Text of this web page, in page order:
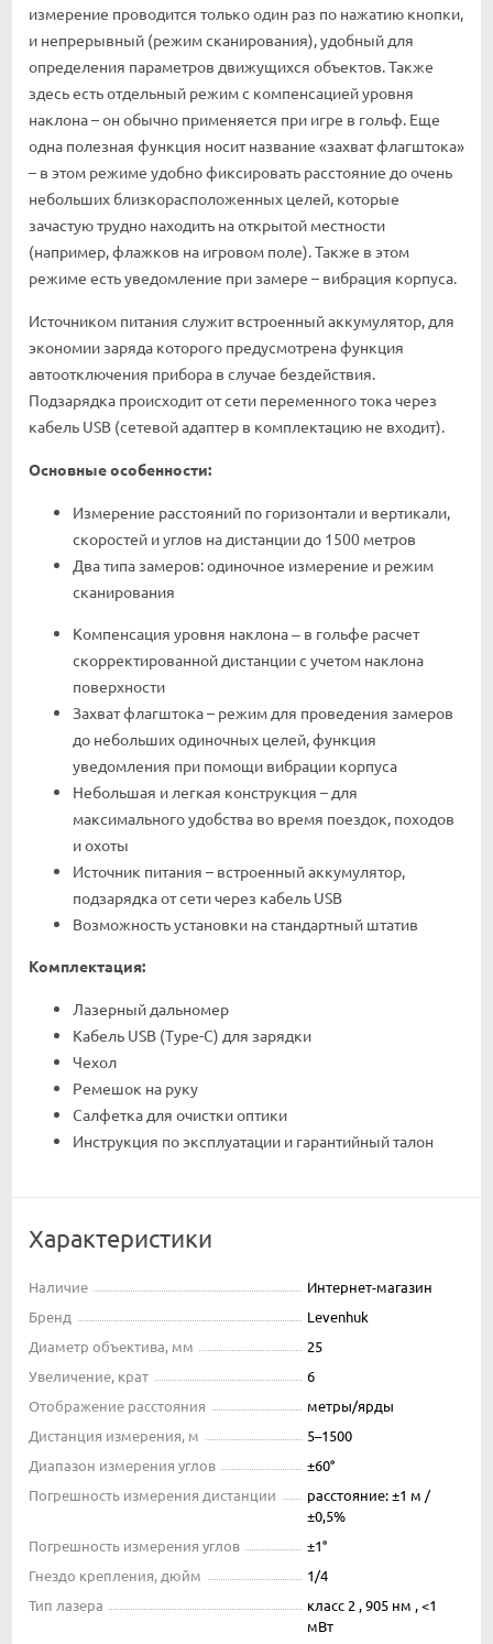
измерение проводится только один раз по нажатию кнопки,
и непрерывный (режим сканирования), удобный для
определения параметров движущихся объектов. Также
здесь есть отдельный режим с компенсацией уровня
наклона – он обычно применяется при игре в гольф. Еще
одна полезная функция носит название «захват флагштока»
– в этом режиме удобно фиксировать расстояние до очень
небольших близкорасположенных целей, которые
зачастую трудно находить на открытой местности
(например, флажков на игровом поле). Также в этом
режиме есть уведомление при замере – вибрация корпуса.
Источником питания служит встроенный аккумулятор, для
экономии заряда которого предусмотрена функция
автоотключения прибора в случае бездействия.
Подзарядка происходит от сети переменного тока через
кабель USB (сетевой адаптер в комплектацию не входит).
Основные особенности:
Измерение расстояний по горизонтали и вертикали,
скоростей и углов на дистанции до 1500 метров
Два типа замеров: одиночное измерение и режим
сканирования
Компенсация уровня наклона ‒ в гольфе расчет
скорректированной дистанции с учетом наклона
поверхности
Захват флагштока – режим для проведения замеров
до небольших одиночных целей, функция
уведомления при помощи вибрации корпуса
Небольшая и легкая конструкция – для
максимального удобства во время поездок, походов
и охоты
Источник питания – встроенный аккумулятор,
подзарядка от сети через кабель USB
Возможность установки на стандартный штатив
Комплектация:
Лазерный дальномер
Кабель USB (Type-C) для зарядки
Чехол
Ремешок на руку
Салфетка для очистки оптики
Инструкция по эксплуатации и гарантийный талон
Характеристики
Наличие
Интернет-магазин
Бренд
Levenhuk
Диаметр объектива, мм
25
Увеличение, крат
6
Отображение расстояния
метры/ярды
Дистанция измерения, м
5–1500
Диапазон измерения углов
±60°
Погрешность измерения дистанции
расстояние: ±1 м /
±0,5%
Погрешность измерения углов
±1°
Гнездо крепления, дюйм
1/4
Тип лазера
класс 2 , 905 нм , <1
мВт